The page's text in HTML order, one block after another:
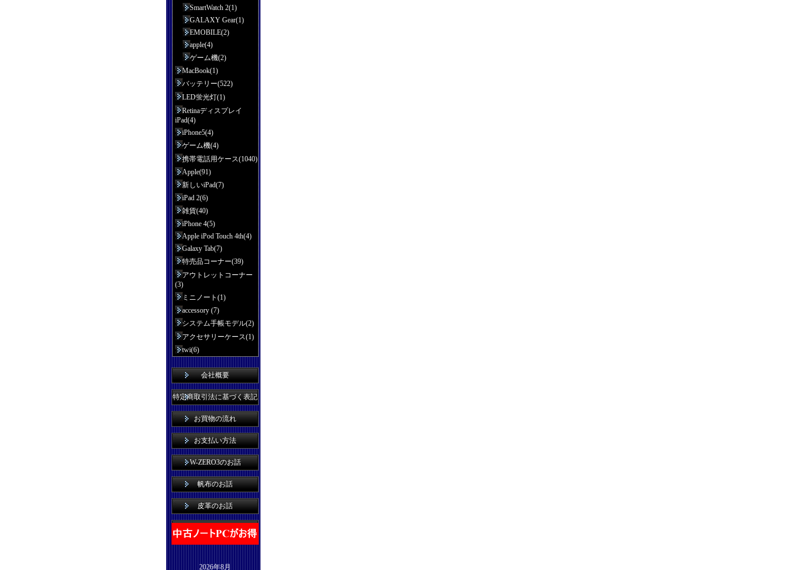
SmartWatch 2(1)
GALAXY Gear(1)
EMOBILE(2)
apple(4)
ゲーム機(2)
MacBook(1)
バッテリー(522)
LED蛍光灯(1)
Retinaディスプレイ
iPad(4)
iPhone5(4)
ゲーム機(4)
携帯電話用ケース(1040)
Apple(91)
新しいiPad(7)
iPad 2(6)
雑貨(40)
iPhone 4(5)
Apple iPod Touch 4th(4)
Galaxy Tab(7)
特売品コーナー(39)
アウトレットコーナー
(3)
ミニノート(1)
accessory (7)
システム手帳モデル(2)
アクセサリーケース(1)
twi(6)
会社概要
特定商取引法に基づく表記
お買物の流れ
お支払い方法
W-ZERO3のお話
帆布のお話
皮革のお話
2026年8月